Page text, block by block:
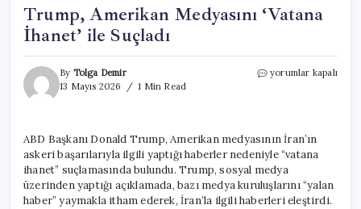
Trump, Amerikan Medyasını ‘Vatana
İhanet’ ile Suçladı
By Tolga Demir
13 Mayıs 2026
1 Min Read
Trump,
ile
Suçladı
için
yorumlar kapalı
ABD Başkanı Donald Trump, Amerikan medyasının İran’ın
askeri başarılarıyla ilgili yaptığı haberler nedeniyle “vatana
ihanet” suçlamasında bulundu. Trump, sosyal medya
üzerinden yaptığı açıklamada, bazı medya kuruluşlarını “yalan
haber” yaymakla itham ederek, İran’la ilgili haberleri eleştirdi.